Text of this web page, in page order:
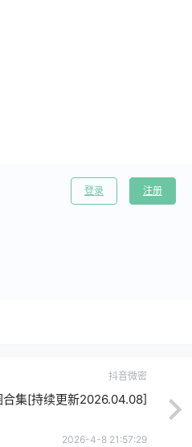
登录 注册
抖音微密
集[持续更新2026.04.08]
2026-4-8 21:57:29